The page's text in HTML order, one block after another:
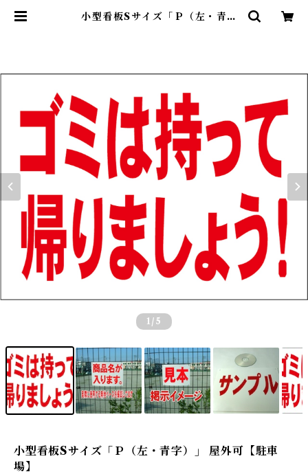
小型看板Sサイズ「Ｐ（左・青
1 /5
小型看板Sサイズ「Ｐ（左・青字）」 屋外可【駐車
場】